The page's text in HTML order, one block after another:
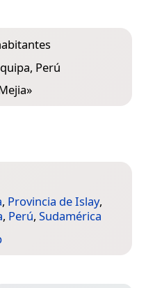
Perú
»
, Provincia de Islay,
, Perú, Sudamérica